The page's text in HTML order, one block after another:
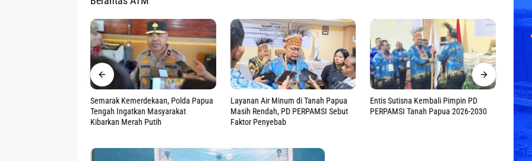
Semarak Kemerdekaan, Polda Papua
Tengah Ingatkan Masyarakat
Kibarkan Merah Putih
Layanan Air Minum di Tanah Papua
Masih Rendah, PD PERPAMSI Sebut
Faktor Penyebab
Entis Sutisna Kembali Pimpin PD
PERPAMSI Tanah Papua 2026-2030